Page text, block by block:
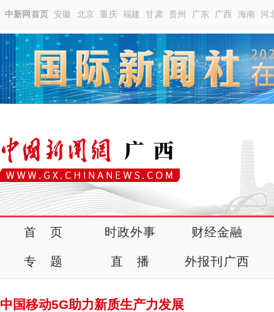
中新网首页 安徽 北京 重庆 福建 甘肃 贵州 广东 广西 海南 河
首 页 时政外事 财经金融
专 题 直 播 外报刊广西
中国移动5G助力新质生产力发展